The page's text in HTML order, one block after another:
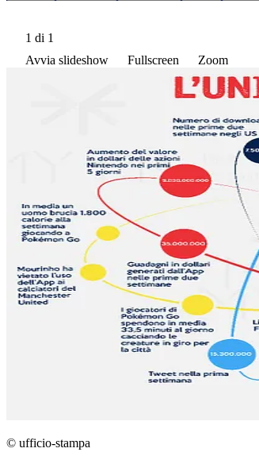
1 di 1
Avvia slideshow
Fullscreen Zoom
© ufficio-stampa